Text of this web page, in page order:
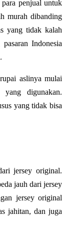
penjual untuk
murah dibanding
yang tidak kalah
Indonesia
aslinya mulai
digunakan.
yang tidak bisa
jersey original.
jauh dari jersey
jersey original
jahitan, dan juga